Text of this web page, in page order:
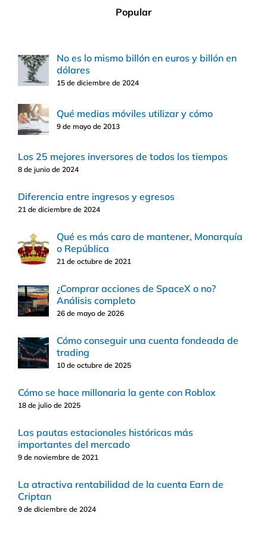
Popular
No es lo mismo billón en euros y billón en
dólares
15 de diciembre de 2024
Qué medias móviles utilizar y cómo
9 de mayo de 2013
Los 25 mejores inversores de todos los tiempos
8 de junio de 2024
Diferencia entre ingresos y egresos
21 de diciembre de 2024
Qué es más caro de mantener, Monarquía
o República
21 de octubre de 2021
¿Comprar acciones de SpaceX o no?
Análisis completo
26 de mayo de 2026
Cómo conseguir una cuenta fondeada de
trading
10 de octubre de 2025
Cómo se hace millonaria la gente con Roblox
18 de julio de 2025
Las pautas estacionales históricas más
importantes del mercado
9 de noviembre de 2021
La atractiva rentabilidad de la cuenta Earn de
Criptan
9 de diciembre de 2024